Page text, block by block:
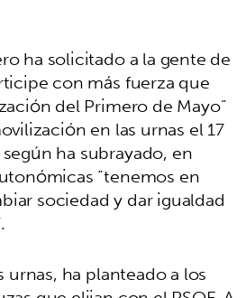
ha solicitado a la gente de
con más fuerza que
del Primero de Mayo”
en las urnas el 17
ha subrayado, en
“tenemos en
sociedad y dar igualdad
urnas, ha planteado a los